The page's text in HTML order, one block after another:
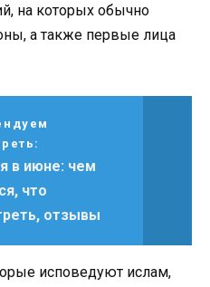
на которых обычно
а также первые лица
в июне: чем
что
отзывы
исповедуют ислам,